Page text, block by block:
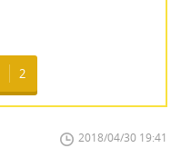
2
2018/04/30 19:41